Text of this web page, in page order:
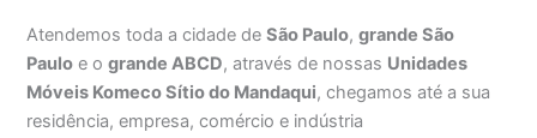
Atendemos toda a cidade deSão Paulo,grande São
Paulo e ogrande ABCD, através de nossas Unidades
Móveis Komeco Sítio do Mandaqui, chegamos até a sua
residência, empresa, comércio e indústria